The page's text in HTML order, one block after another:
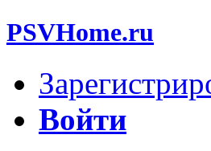
PSVHome.ru
Войти